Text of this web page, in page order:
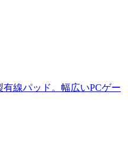
線パッド。幅広いPCゲー